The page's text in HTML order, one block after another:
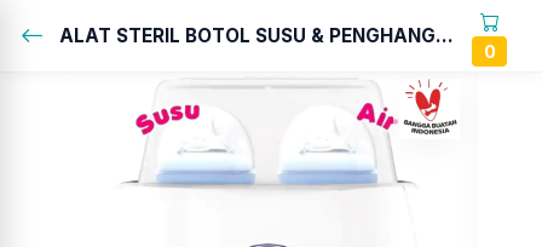
ALAT STERIL BOTOL SUSU & PENGHANGAT MAKANAN...
0